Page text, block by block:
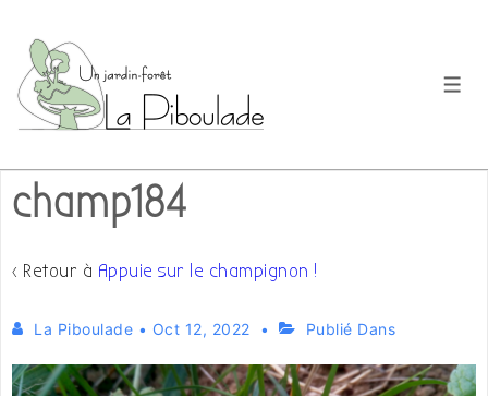
passer
contenu
principal
champ184
‹ Retour à Appuie sur le champignon !
La Piboulade • Oct 12, 2022 Publié Dans